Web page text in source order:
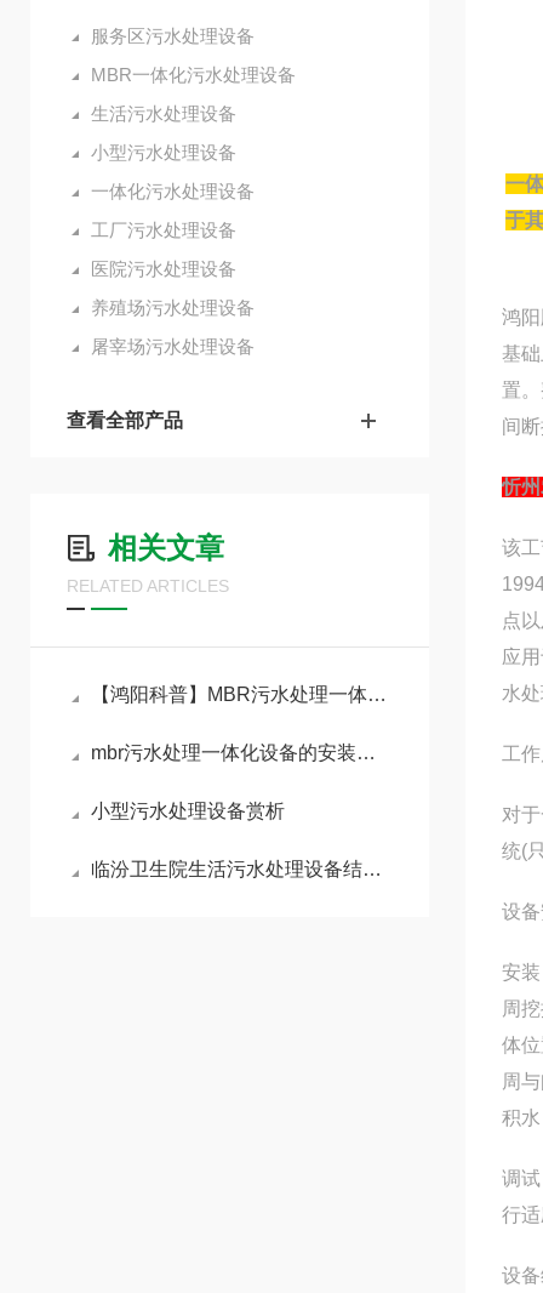
服务区污水处理设备
MBR一体化污水处理设备
生活污水处理设备
小型污水处理设备
一体化污水处理设备
工厂污水处理设备
医院污水处理设备
养殖场污水处理设备
屠宰场污水处理设备
查看全部产品
相关文章
RELATED ARTICLES
【鸿阳科普】MBR污水处理一体化设备的工作原理与技术优势
mbr污水处理一体化设备的安装需要注意哪些问题？
小型污水处理设备赏析
临汾卫生院生活污水处理设备结构剖析
一
于
鸿
基
置
间
忻
该
点
应
水
工
对
统(
设
安
周
体
周
积
调
行
设